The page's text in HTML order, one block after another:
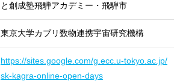
と創成塾飛騨アカデミー・飛騨市
東京大学カブリ数物連携宇宙研究機構
https://sites.google.com/g.ecc.u-tokyo.ac.jp/
sk-kagra-online-open-days